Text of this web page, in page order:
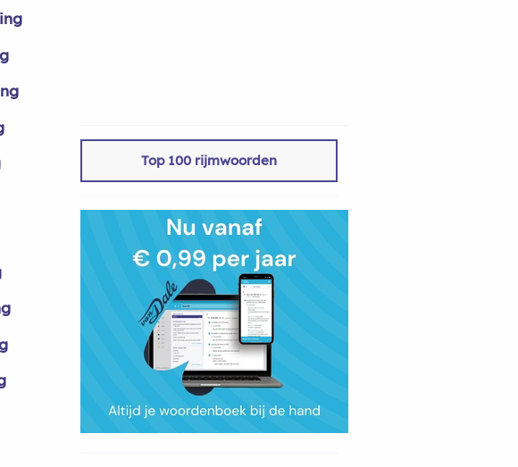
Top 100 rijmwoorden